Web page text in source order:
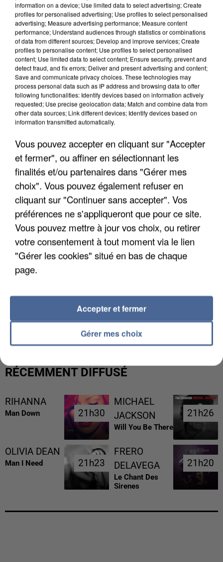
APRÈS TOUTES CES CANICULES, LES REFUGES
DE FAUNE SAUVAGE SONT...
L’UN DES FONDATEURS SUPPOSÉS DE LA DZ
MAFIA INTERPELLÉ EN ALGÉRIE
RÉCEMMENT DIFFUSÉ
RIHANNA
Man Down 21h30
21h30
MICHAEL
JACKSON
Will You Be There
21h26
21h26
OLIVIA DEAN
Man I Need 21h23
21h23
FRERO
DELAVEGA
Le Chant Des
Sirenes
21h20
21h20
information on a device; Use limited data to select advertising; Create
profiles for personalised advertising; Use profiles to select personalised
advertising; Measure advertising performance; Measure content
performance; Understand audiences through statistics or combinations
of data from different sources; Develop and improve services; Create
profiles to personalise content; Use profiles to select personalised
content; Use limited data to select content; Ensure security, prevent and
detect fraud, and fix errors; Deliver and present advertising and content;
Save and communicate privacy choices. These technologies may
process personal data such as IP address and browsing data to offer
following functionalities: Identify devices based on information actively
requested; Use precise geolocation data; Match and combine data from
other data sources; Link different devices; Identify devices based on
information transmitted automatically.
Vous pouvez accepter en cliquant sur "Accepter
et fermer", ou affiner en sélectionnant les
finalités et/ou partenaires dans "Gérer mes
choix". Vous pouvez également refuser en
cliquant sur "Continuer sans accepter". Vos
préférences ne s'appliqueront que pour ce site.
Vous pouvez mettre à jour vos choix, ou retirer
votre consentement à tout moment via le lien
"Gérer les cookies" situé en bas de chaque
page.
Gérer mes choix
Accepter et fermer